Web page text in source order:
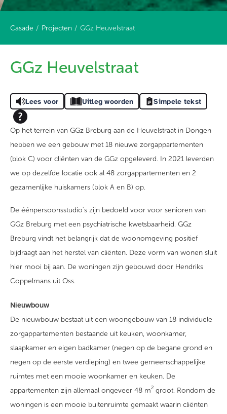
Casade Projecten GGz Heuvelstraat
GGz Heuvelstraat
Lees voor Uitleg woorden Simpele tekst
Op het terrein van GGz Breburg aan de Heuvelstraat in Dongen
hebben we een gebouw met 18 nieuwe zorgappartementen
(blok C) voor cliënten van de GGz opgeleverd. In 2021 leverden
we op dezelfde locatie ook al 48 zorgappartementen en 2
gezamenlijke huiskamers (blok A en B) op.
De éénpersoonsstudio's zijn bedoeld voor voor senioren van
GGz Breburg met een psychiatrische kwetsbaarheid. GGz
Breburg vindt het belangrijk dat de woonomgeving positief
bijdraagt aan het herstel van cliënten. Deze vorm van wonen sluit
hier mooi bij aan. De woningen zijn gebouwd door Hendriks
Coppelmans uit Oss.
Nieuwbouw
De nieuwbouw bestaat uit een woongebouw van 18 individuele
zorgappartementen bestaande uit keuken, woonkamer,
slaapkamer en eigen badkamer (negen op de begane grond en
negen op de eerste verdieping) en twee gemeenschappelijke
ruimtes met een mooie woonkamer en keuken. De
appartementen zijn allemaal ongeveer 48 m2 groot. Rondom de
woningen is een mooie buitenruimte gemaakt waarin cliënten